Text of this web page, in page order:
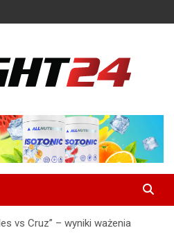
MMA i K-1, UFC
vs Cruz” – wyniki ważenia